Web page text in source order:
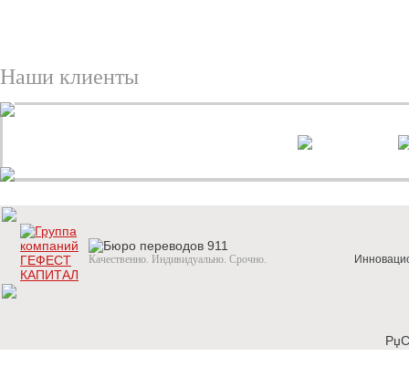
Наши клиенты
Качественно. Индивидуально. Срочно.